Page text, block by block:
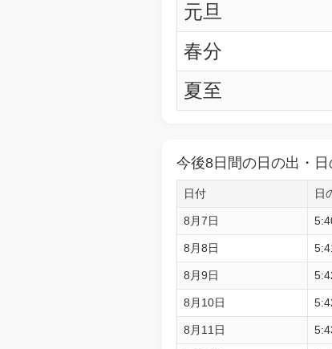
元旦
春分
夏至
今後8日間の日の出・日
日付 日
8月7日
8月8日
8月9日
8月10日
8月11日